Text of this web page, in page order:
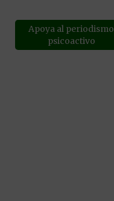
Apoya al periodismo
psicoactivo